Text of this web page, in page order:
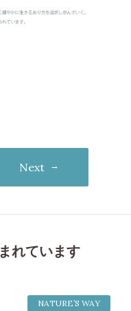
Next
れています
NATURE’S WAY